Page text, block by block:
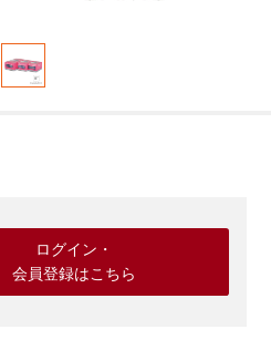
ログイン・
会員登録はこちら